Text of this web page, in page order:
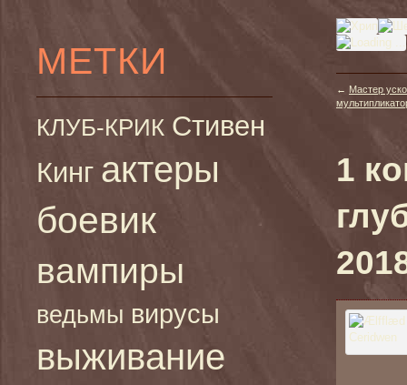
МЕТКИ
КЛУБ-КРИК Стивен
Кинг актеры
боевик
вампиры
ведьмы вирусы
выживание
← Мастер
1